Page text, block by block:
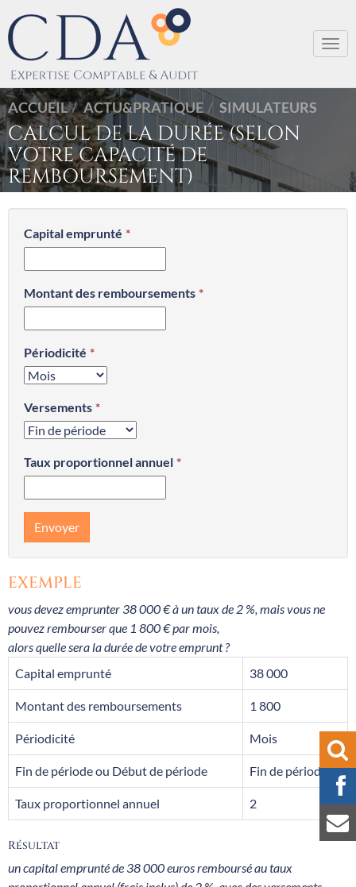
ACCUEIL ACTU&PRATIQUE SIMULATEURS
CALCUL DE LA DURÉE (SELON
VOTRE CAPACITÉ DE
REMBOURSEMENT)
Capital emprunté
Montant des remboursements
Périodicité
Versements
Taux proportionnel annuel
Envoyer
EXEMPLE
vous devez emprunter 38 000 € à un taux de 2 %, mais vous ne
pouvez rembourser que 1 800 € par mois,
alors quelle sera la durée de votre emprunt ?
Capital emprunté
38 000
Montant des remboursements 1 800
Périodicité Mois
Fin de période ou Début de période Fin de période
Taux proportionnel annuel 2
Résultat
un capital emprunté de 38 000 euros remboursé au taux